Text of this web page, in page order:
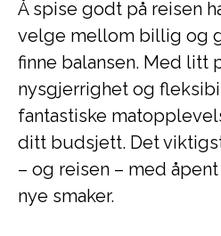
Å spise godt på reisen
velge mellom billig og
finne balansen. Med litt
nysgjerrighet og
fantastiske
ditt budsjett. Det
– og reisen – med
nye smaker.